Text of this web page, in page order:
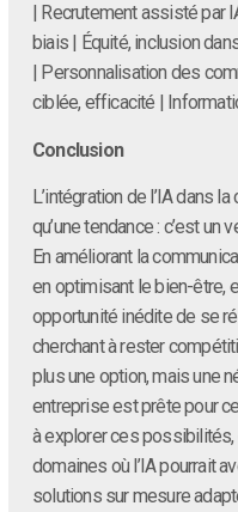
| Recrutement assisté par
biais | Équité, inclusion dans
| Personnalisation des
ciblée, efficacité |
Conclusion
L’intégration de l’IA dans
qu’une tendance : c’est
En améliorant la
en optimisant le bien-être,
opportunité inédite de se
cherchant à rester
plus une option, mais une
entreprise est prête pour
à explorer ces
domaines où l’IA pourrait
solutions sur mesure